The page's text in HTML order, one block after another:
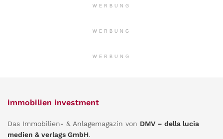
WERBUNG
WERBUNG
WERBUNG
immobilien investment
Das Immobilien- & Anlagemagazin von DMV – della lucia
medien & verlags GmbH.